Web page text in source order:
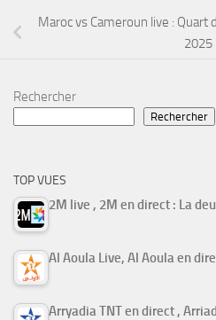
Maroc vs Cameroun live : Quart
2025
Rechercher
Rechercher
TOP VUES
2M live , 2M en direct : La
Al Aoula Live, Al Aoula en
Arryadia TNT en direct ,